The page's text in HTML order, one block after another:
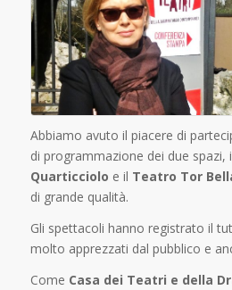
Abbiamo avuto il piacere di
di programmazione dei due spazi,
Quarticciolo e il Teatro Tor
di grande qualità.
Gli spettacoli hanno registrato il
molto apprezzati dal pubblico e
Come Casa dei Teatri e della